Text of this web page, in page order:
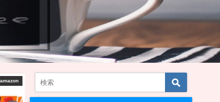
ド紹介